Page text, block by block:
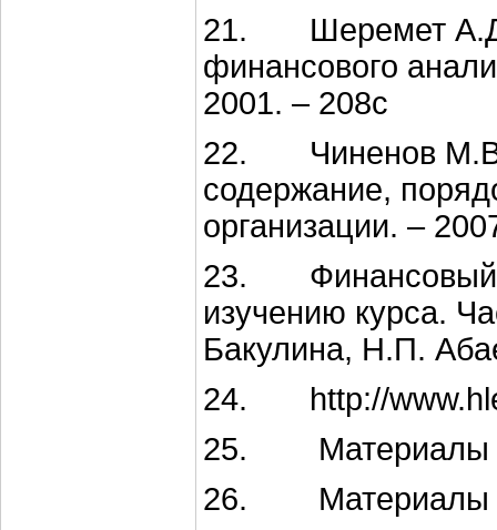
21. Шеремет А.Д.,
финансового
2001. – 208с
22. Чиненов М.В.
содержание,
организации. –
23. Финансовый
изучению курса.
Бакулина, Н.П.
24. http://
25. Материалы
26. Материалы